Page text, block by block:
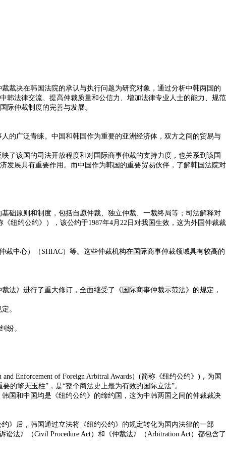
裁决在韩国法院的承认与执行问题为研究对象，通过分析中韩两国的
韩法律交流、提高仲裁质量和公信力、增加法律专业人士的能力、规范
际仲裁制度的完善与发展。
的广泛青睐。中国和韩国作为重要的亚洲经济体，双方之间的贸易与
了该国的司法开放程度和对国际商事仲裁的支持力度，也关系到该国
发展具有重要作用。而中国作为韩国的重要贸易伙伴，了解韩国法院对
础原则和制度，包括自愿仲裁、独立仲裁、一裁终局等；司法解释对
纽约公约》），该公约于1987年4月22日对我国生效，这为外国仲裁裁
中心）（SHIAC）等。这些仲裁机构在国际商事仲裁领域具有较高的
法》进行了重大修订，全面继受了《国际商事仲裁示范法》的规定，
。
纷。
Enforcement of Foreign Arbitral Awards）(简称《纽约公约》)，为国
的擎天玉柱”，是“整个商法史上最为有效的国际立法”。
国和中国均是《纽约公约》的缔约国，这为中韩两国之间的仲裁裁决
》后，韩国通过立法将《纽约公约》的规定转化为国内法律的一部
法》（Civil Procedure Act）和《仲裁法》（Arbitration Act）都包含了